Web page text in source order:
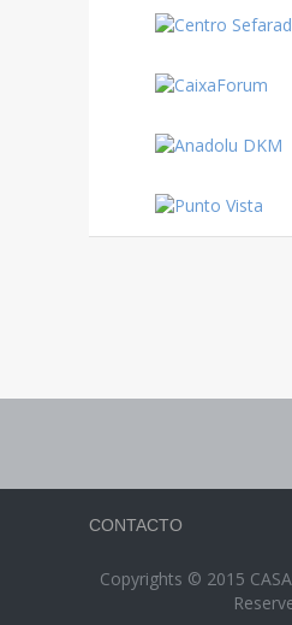
CONTACTO
Copyrights © 2015